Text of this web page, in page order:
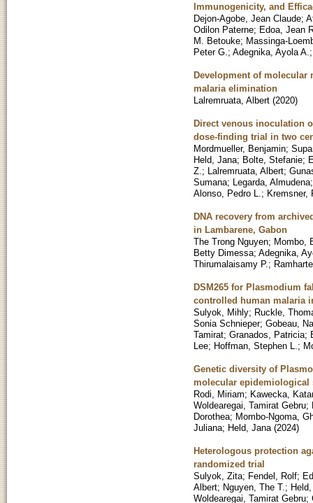
Immunogenicity, and
Dejon-Agobe, Jean Claude;
Odilon Paterne; Edoa, Jean
M. Betouke; Massinga-
Peter G. ; Adegnika, Ayola A.
Development of molecular
malaria elimination
Lalremruata, Albert (2020)
Direct venous inoculation
dose-finding trial in two
Mordmueller, Benjamin;
Held, Jana; Bolte, Stefanie;
Z. ; Lalremruata, Albert;
Sumana; Legarda, Almudena
Alonso, Pedro L. ; Kremsner,
DNA recovery from
in Lambarene, Gabon
The Trong Nguyen; Mombo,
Betty Dimessa; Adegnika,
Thirumalaisamy P. ;
DSM265 for Plasmodium
controlled human malaria
Sulyok, Mihly; Ruckle,
Sonia Schnieper; Gobeau,
Tamirat; Granados, Patricia;
Lee; Hoffman, Stephen L. ;
Genetic diversity of
molecular epidemiological
Rodi, Miriam; Kawecka,
Woldearegai, Tamirat Gebru;
Dorothea; Mombo-Ngoma,
Juliana; Held, Jana (2024)
Heterologous protection
randomized trial
Sulyok, Zita; Fendel, Rolf;
Albert; Nguyen, The T. ;
Woldearegai, Tamirat Gebru;